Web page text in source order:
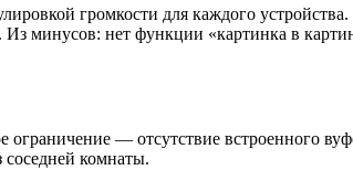
громкости для каждого устройства.
минусов: нет функции «картинка в
ограничение — отсутствие встроенного
соседней комнаты.